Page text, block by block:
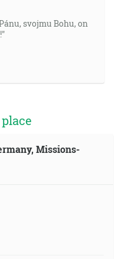
svojmu Bohu, on
Missions-